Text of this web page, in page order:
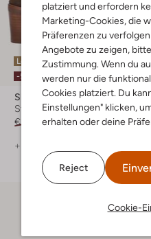
platziert und erfordern
Marketing-Cookies, die
Präferenzen zu
Angebote zu zeigen,
Zustimmung. Wenn du
werden nur die
Cookies platziert. Du
Einstellungen" klicken,
erhalten oder deine
Reject
Cookie-
Letzte Größen
-50%
Shabbies
Stiefeletten
€ 299,99 € 149,99
+ mehr farben